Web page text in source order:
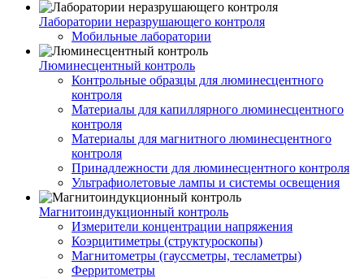
Лаборатории неразрушающего контроля
Мобильные лаборатории
Люминесцентный контроль
Контрольные образцы для люминесцентного
контроля
Материалы для капиллярного люминесцентного
контроля
Материалы для магнитного люминесцентного
контроля
Принадлежности для люминесцентного контроля
Ультрафиолетовые лампы и системы освещения
Магнитоиндукционный контроль
Измерители концентрации напряжения
Коэрцитиметры (структуроскопы)
Магнитометры (гауссметры, тесламетры)
Ферритометры